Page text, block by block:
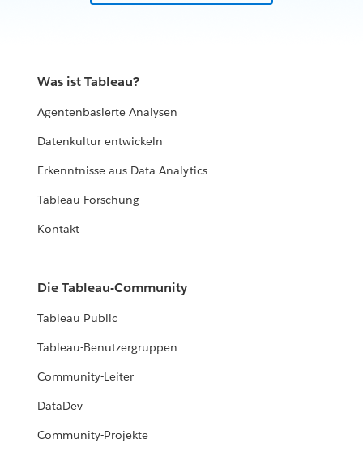
Was ist Tableau?
Agentenbasierte Analysen
Datenkultur entwickeln
Erkenntnisse aus Data Analytics
Tableau-Forschung
Kontakt
Die Tableau-Community
Tableau Public
Tableau-Benutzergruppen
Community-Leiter
DataDev
Community-Projekte